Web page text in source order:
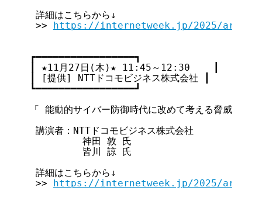
詳細はこちらから↓
>> https://internetweek.jp/2025/
┏━━━━━━━━━━━━━━━━━┓
┃ ★11月27日(木)★ 11:45～12:30    ┃
┃ [提供] NTTドコモビジネス株式会社 ┃
┗━━━━━━━━━━━━━━━━━┛
「 能動的サイバー防御時代に改めて考える脅威情報
講演者：NTTドコモビジネス株式会社
         神田 敦 氏
         皆川 諒 氏
詳細はこちらから↓
>> https://internetweek.jp/2025/